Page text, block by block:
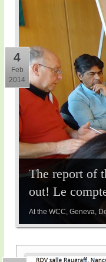
The report of
out! Le
At the WCC, Geneva,
4
Feb
2014